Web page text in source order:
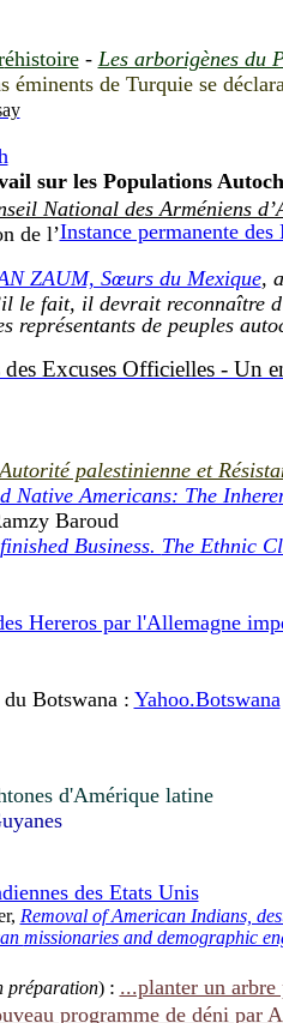
éhistoire- Les arborigènes du
éminents de Turquie se
sur les Populations
National des Arméniens
de l’Instance permanente
ZAUM, Sœurs du Mexique,
le fait, il devrait reconnaître
représentants de peuples
Excuses Officielles - Un
palestinienne et
Native Americans: The
Baroud
Business. The Ethnic
Hereros par l'Allemagne
Botswana : Yahoo.Botswana
d'Amérique latine
des Etats Unis
Removal of American Indians,
missionariesand demographic
préparation) : ...planter un
programme de déni par